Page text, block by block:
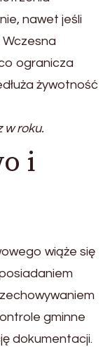
nawet jeśli
ogranicza
żywotność
w roku.
i
wiąże się
gminne
dokumentacji.